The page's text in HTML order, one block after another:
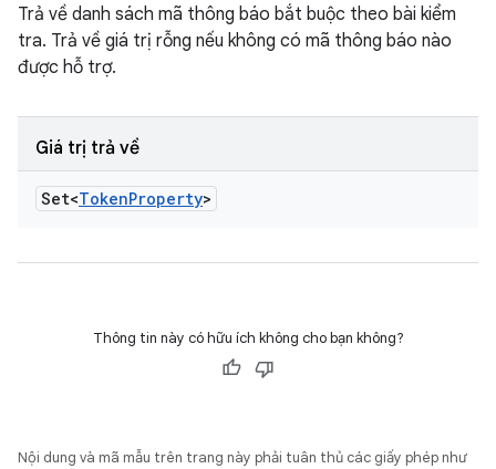
Trả về danh sách mã thông báo bắt buộc theo bài kiểm
tra. Trả về giá trị rỗng nếu không có mã thông báo nào
được hỗ trợ.
Giá trị trả về
Set<TokenProperty>
Thông tin này có hữu ích không cho bạn không?
Nội dung và mã mẫu trên trang này phải tuân thủ các giấy phép như